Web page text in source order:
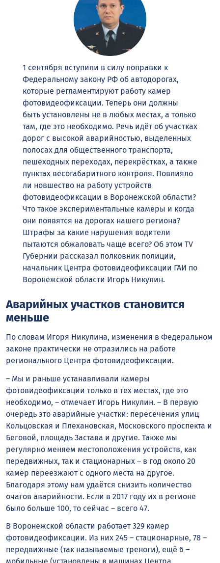
1 сентября вступили в силу поправки к
Федеральному закону РФ об автодорогах,
которые регламентируют работу камер
фотовидеофиксации. Теперь они должны
быть установлены не в любых местах, а только
там, где это необходимо. Речь идёт об участках
дорог с высокой аварийностью, выделенных
полосах для общественного транспорта,
пешеходных переходах, перекрёстках, а также
пунктах весогабаритного контроля. Повлияло
ли новшество на работу устройств
фотовидеофиксации в Воронежской области?
Что такое экспериментальные камеры и когда
они появятся на дорогах нашего региона?
Штрафы за какие нарушения водители
пытаются обжаловать чаще всего? Об этом TV
Губернии рассказал полковник полиции,
начальник Центра фотовидеофиксации ГАИ по
Воронежской области Игорь Никулин.
Аварийных участков становится
меньше
По словам Игоря Никулина, изменения в Федеральном
законе практически не отразились на работе
регионального Центра фотовидеофиксации.
– Мы и раньше устанавливали камеры
фотовидеофиксации только в тех местах, где это
необходимо, – отмечает Игорь Никулин. – В первую
очередь это аварийные участки: пересечения улиц
Кольцовская и Плехановская, Московского проспекта и
Беговой, площадь Застава и другие. Также мы
регулярно меняем местоположения устройств, как
передвижных, так и стационарных – в год около 20
камер переезжают с одного места на другое.
Благодаря этому нам удаётся снизить количество
очагов аварийности. Если в 2017 году их в регионе
было больше 100, то сейчас – всего 47.
В Воронежской области работает 329 камер
фотовидеофиксации. Из них 245 – стационарные, 78 –
передвижные (так называемые треноги), ещё 6 –